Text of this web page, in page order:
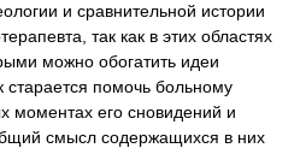
и сравнительной истории
так как в этих областях
можно обогатить идеи
старается помочь больному
моментах его сновидений и
смысл содержащихся в них